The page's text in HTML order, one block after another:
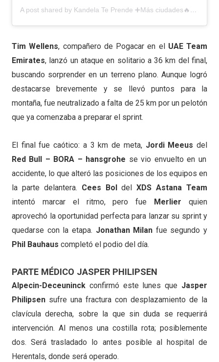
A post shared by Kandela Te Prende ➕Más ciudades🔥📻 (@kandelateprende)
Tim Wellens, compañero de Pogacar en el UAE Team
Emirates, lanzó un ataque en solitario a 36 km del final,
buscando sorprender en un terreno plano. Aunque logró
destacarse brevemente y se llevó puntos para la
montaña, fue neutralizado a falta de 25 km por un pelotón
que ya comenzaba a preparar el sprint.
El final fue caótico: a 3 km de meta, Jordi Meeusdel
Red Bull – BORA – hansgrohe se vio envuelto en un
accidente, lo que alteró las posiciones de los equipos en
la parte delantera. Cees BoldelXDS Astana Team
intentó marcar el ritmo, pero fue
Merlierquien
aprovechó la oportunidad perfecta para lanzar su sprint y
quedarse con la etapa. Jonathan Milan fue segundo y
Phil Bauhaus completó el podio del día.
PARTE MÉDICO JASPER PHILIPSEN
Alpecin-Deceuninck confirmó este lunes que Jasper
Philipsen sufre una fractura con desplazamiento de la
clavícula derecha, sobre la que sin duda se requerirá
intervención. Al menos una costilla rota; posiblemente
dos. Será trasladado lo antes posible al hospital de
Herentals, donde será operado.